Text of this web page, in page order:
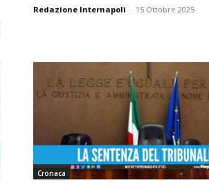
Redazione Internapoli - 15 Ottobre 2025
Cronaca